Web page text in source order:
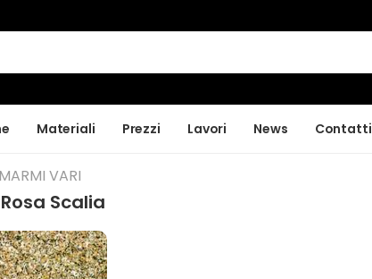
Materiali Prezzi Lavori News Contatti
VARI
Scalia